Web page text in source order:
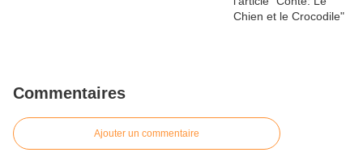
Commentaires
Ajouter un commentaire